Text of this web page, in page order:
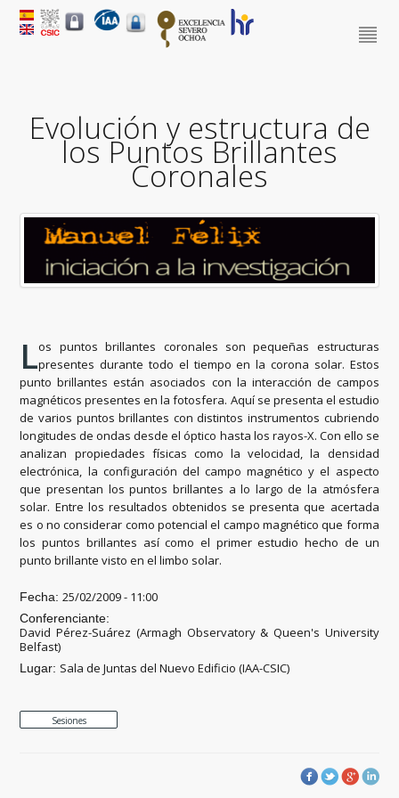
Evolución y estructura de
los Puntos Brillantes
Coronales
Los puntos brillantes coronales son pequeñas estructuras
presentes durante todo el tiempo en la corona solar. Estos
punto brillantes están asociados con la interacción de campos
magnéticos presentes en la fotosfera. Aquí se presenta el estudio
de varios puntos brillantes con distintos instrumentos cubriendo
longitudes de ondas desde el óptico hasta los rayos-X. Con ello se
analizan propiedades físicas como la velocidad, la densidad
electrónica, la configuración del campo magnético y el aspecto
que presentan los puntos brillantes a lo largo de la atmósfera
solar. Entre los resultados obtenidos se presenta que acertada
es o no considerar como potencial el campo magnético que forma
los puntos brillantes así como el primer estudio hecho de un
punto brillante visto en el limbo solar.
Fecha:25/02/2009 - 11:00
Conferenciante:
David Pérez-Suárez (Armagh Observatory & Queen's University
Belfast)
Lugar: Sala de Juntas del Nuevo Edificio (IAA-CSIC)
Sesiones